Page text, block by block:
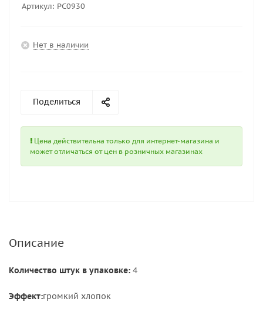
Артикул: РС0930
Нет в наличии
Поделиться
Цена действительна только для интернет-магазина и
может отличаться от цен в розничных магазинах
Описание
Количество штук в упаковке: 4
Эффект:громкий хлопок